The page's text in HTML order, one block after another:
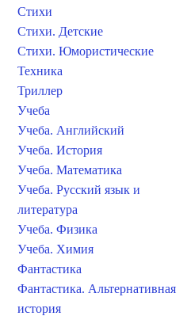
Стихи
Стихи. Детские
Стихи. Юмористические
Техника
Триллер
Учеба
Учеба. Английский
Учеба. История
Учеба. Математика
Учеба. Русский язык и
литература
Учеба. Физика
Учеба. Химия
Фантастика
Фантастика. Альтернативная
история